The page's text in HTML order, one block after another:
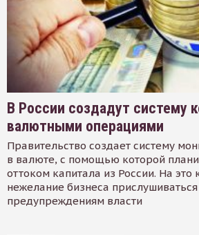
В России создадут систему
валютными операциями
Правительство создает систему
в валюте, с помощью которой
оттоком капитала из России. На это
нежелание бизнеса
предупреждениям власти